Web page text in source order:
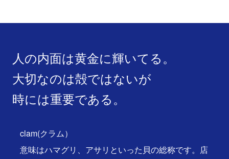
人の内面は黄金に輝いてる。
大切なのは殻ではないが
時には重要である。
clam(クラム）
意味はハマグリ、アサリといった貝の総称です。店